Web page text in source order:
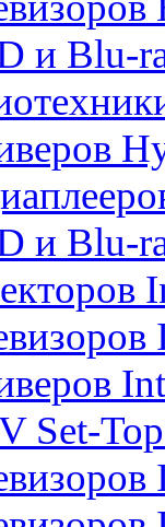
и Blu-
и Blu-
Set-